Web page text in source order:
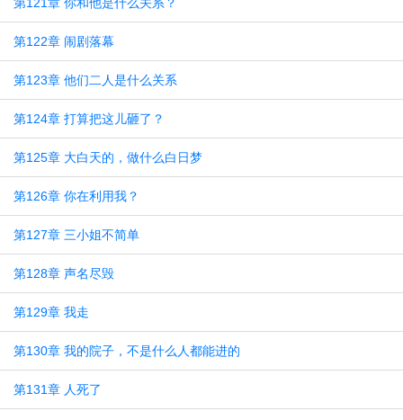
第122章 闹剧落幕
第123章 他们二人是什么关系
第124章 打算把这儿砸了？
第125章 大白天的，做什么白日梦
第126章 你在利用我？
第127章 三小姐不简单
第128章 声名尽毁
第129章 我走
第130章 我的院子，不是什么人都能进的
第131章 人死了